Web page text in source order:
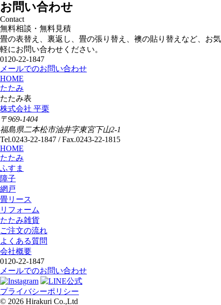
お問い合わせ
Contact
無料相談・無料見積
畳の表替え、裏返し、畳の張り替え、襖の貼り替えなど、お気
軽にお問い合わせください。
0120-22-1847
メールでのお問い合わせ
HOME
たたみ
たたみ表
株式会社 平栗
〒969-1404
福島県二本松市油井字東宮下山2-1
Tel.0243-22-1847 / Fax.0243-22-1815
HOME
たたみ
ふすま
障子
網戸
畳リース
リフォーム
たたみ雑貨
ご注文の流れ
よくある質問
会社概要
0120-22-1847
メールでのお問い合わせ
プライバシーポリシー
© 2026 Hirakuri Co.,Ltd